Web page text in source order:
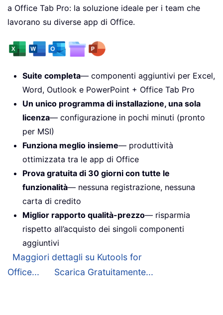
a Office Tab Pro: la soluzione ideale per i team che
lavorano su diverse app di Office.
Suite completa— componenti aggiuntivi per Excel,
Word, Outlook e PowerPoint + Office Tab Pro
Un unico programma di installazione, una sola
licenza— configurazione in pochi minuti (pronto
per MSI)
Funziona meglio insieme— produttività
ottimizzata tra le app di Office
Prova gratuita di 30 giorni con tutte le
funzionalità— nessuna registrazione, nessuna
carta di credito
Miglior rapporto qualità-prezzo— risparmia
rispetto all’acquisto dei singoli componenti
aggiuntivi
Maggiori dettagli su Kutools for
Office...
Scarica Gratuitamente...